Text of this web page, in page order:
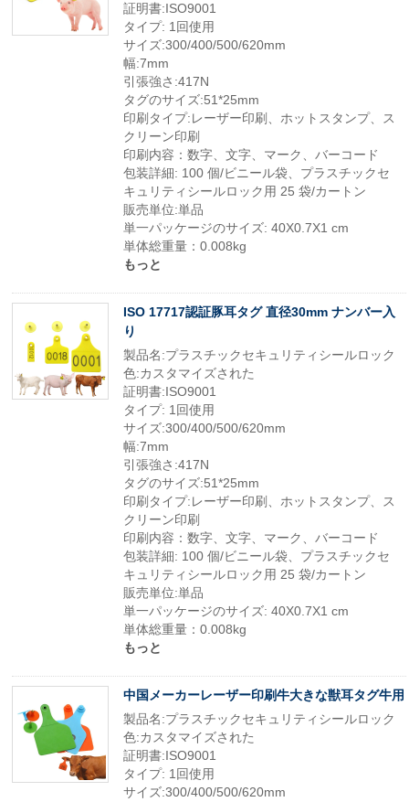
証明書:ISO9001
タイプ: 1回使用
サイズ:300/400/500/620mm
幅:7mm
引張強さ:417N
タグのサイズ:51*25mm
印刷タイプ:レーザー印刷、ホットスタンプ、ス
クリーン印刷
印刷内容：数字、文字、マーク、バーコード
包装詳細: 100 個/ビニール袋、プラスチックセ
キュリティシールロック用 25 袋/カートン
販売単位:単品
単一パッケージのサイズ: 40X0.7X1 cm
単体総重量：0.008kg
もっと
ISO 17717認証豚耳タグ 直径30mm ナンバー入
り
製品名:プラスチックセキュリティシールロック
色:カスタマイズされた
証明書:ISO9001
タイプ: 1回使用
サイズ:300/400/500/620mm
幅:7mm
引張強さ:417N
タグのサイズ:51*25mm
印刷タイプ:レーザー印刷、ホットスタンプ、ス
クリーン印刷
印刷内容：数字、文字、マーク、バーコード
包装詳細: 100 個/ビニール袋、プラスチックセ
キュリティシールロック用 25 袋/カートン
販売単位:単品
単一パッケージのサイズ: 40X0.7X1 cm
単体総重量：0.008kg
もっと
中国メーカーレーザー印刷牛大きな獣耳タグ牛用
製品名:プラスチックセキュリティシールロック
色:カスタマイズされた
証明書:ISO9001
タイプ: 1回使用
サイズ:300/400/500/620mm